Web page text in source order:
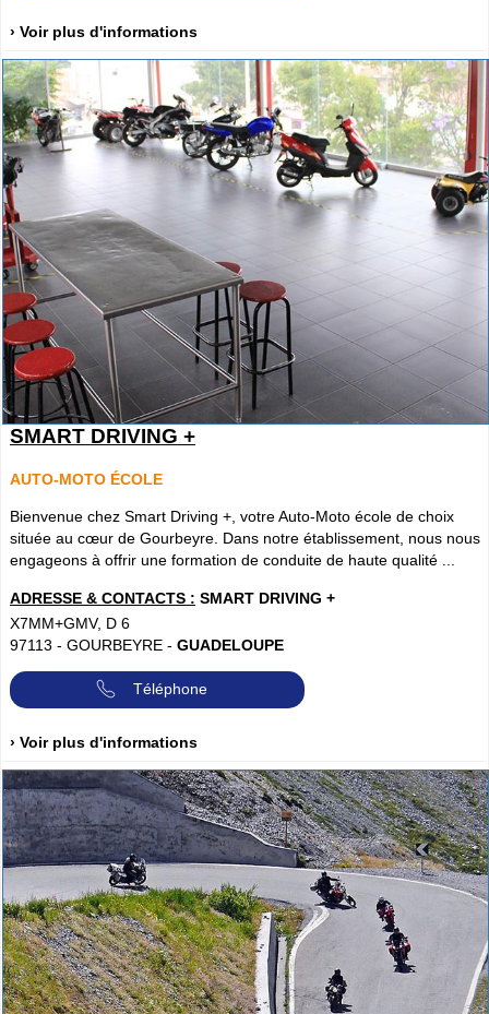
› Voir plus d'informations
SMART DRIVING +
AUTO-MOTO ÉCOLE
Bienvenue chez Smart Driving +, votre Auto-Moto école de choix
située au cœur de Gourbeyre. Dans notre établissement, nous nous
engageons à offrir une formation de conduite de haute qualité ...
ADRESSE & CONTACTS : SMART DRIVING +
X7MM+GMV, D 6
97113 - GOURBEYRE - GUADELOUPE
Téléphone
› Voir plus d'informations